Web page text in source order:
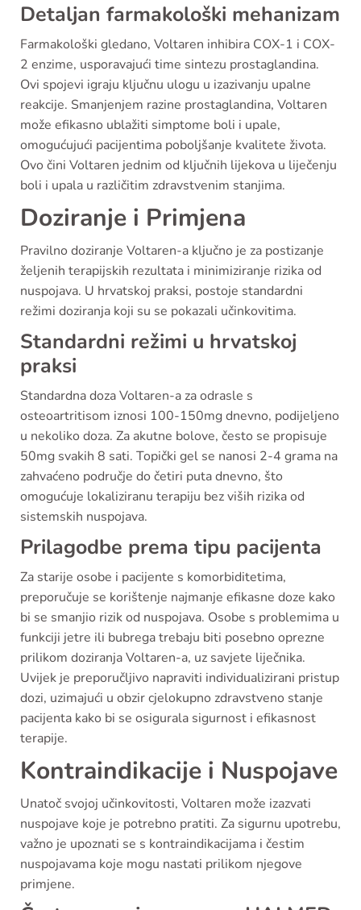
Detaljan farmakološki mehanizam
Farmakološki gledano, Voltaren inhibira COX-1 i COX-
2 enzime, usporavajući time sintezu prostaglandina.
Ovi spojevi igraju ključnu ulogu u izazivanju upalne
reakcije. Smanjenjem razine prostaglandina, Voltaren
može efikasno ublažiti simptome boli i upale,
omogućujući pacijentima poboljšanje kvalitete života.
Ovo čini Voltaren jednim od ključnih lijekova u liječenju
boli i upala u različitim zdravstvenim stanjima.
Doziranje i Primjena
Pravilno doziranje Voltaren-a ključno je za postizanje
željenih terapijskih rezultata i minimiziranje rizika od
nuspojava. U hrvatskoj praksi, postoje standardni
režimi doziranja koji su se pokazali učinkovitima.
Standardni režimi u hrvatskoj
praksi
Standardna doza Voltaren-a za odrasle s
osteoartritisom iznosi 100-150mg dnevno, podijeljeno
u nekoliko doza. Za akutne bolove, često se propisuje
50mg svakih 8 sati. Topički gel se nanosi 2-4 grama na
zahvaćeno područje do četiri puta dnevno, što
omogućuje lokaliziranu terapiju bez viših rizika od
sistemskih nuspojava.
Prilagodbe prema tipu pacijenta
Za starije osobe i pacijente s komorbiditetima,
preporučuje se korištenje najmanje efikasne doze kako
bi se smanjio rizik od nuspojava. Osobe s problemima u
funkciji jetre ili bubrega trebaju biti posebno oprezne
prilikom doziranja Voltaren-a, uz savjete liječnika.
Uvijek je preporučljivo napraviti individualizirani pristup
dozi, uzimajući u obzir cjelokupno zdravstveno stanje
pacijenta kako bi se osigurala sigurnost i efikasnost
terapije.
Kontraindikacije i Nuspojave
Unatoč svojoj učinkovitosti, Voltaren može izazvati
nuspojave koje je potrebno pratiti. Za sigurnu upotrebu,
važno je upoznati se s kontraindikacijama i čestim
nuspojavama koje mogu nastati prilikom njegove
primjene.